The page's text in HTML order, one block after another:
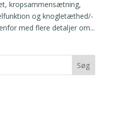
kropsammensætning,
og knogletæthed/-
med flere detaljer om...